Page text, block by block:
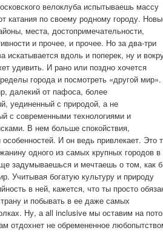
велоклуба испытываешь массу
катания по своему родному городу.
места, достопримечательности,
и прочее, и прочее. Но за два-три
искатывается вдоль и поперек, ну и
удивить. И рано или поздно хочется
города и посмотреть «другой мир».
далекий от пафоса, более
уединенный с природой, а не
с современными технологиями и
В нем больше спокойствия,
особенностей. И он ведь привлекает. Это
одного из самых крупных городов в
задумываешься и мечтаешь о том, как
Учитывая богатую культуру и природу
в ней, кажется, что ты просто
и побывать в ее даже самых
Ну, а all inclusive мы оставим на
отдохнет не обремененное